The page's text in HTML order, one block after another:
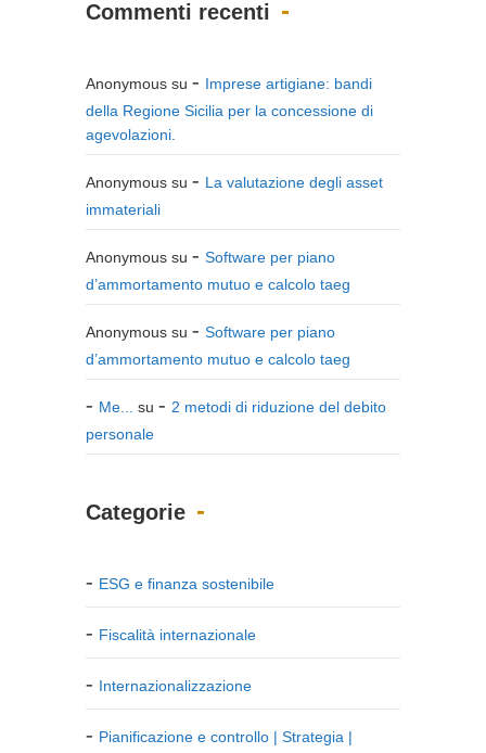
Commenti recenti
Anonymous su
Imprese artigiane: bandi
della Regione Sicilia per la concessione di
agevolazioni.
Anonymous su
La valutazione degli asset
immateriali
Anonymous su
Software per piano
d’ammortamento mutuo e calcolo taeg
Anonymous su
Software per piano
d’ammortamento mutuo e calcolo taeg
Me... su
2 metodi di riduzione del debito
personale
Categorie
ESG e finanza sostenibile
Fiscalità internazionale
Internazionalizzazione
Pianificazione e controllo | Strategia |